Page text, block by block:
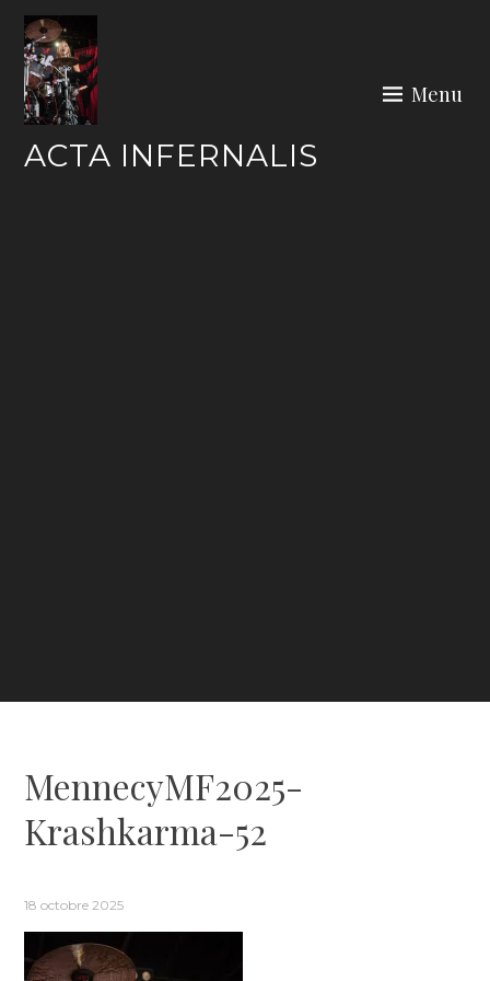
Skip
content
ACTA INFERNALIS
Menu
MennecyMF2025-
Krashkarma-52
18 octobre 2025